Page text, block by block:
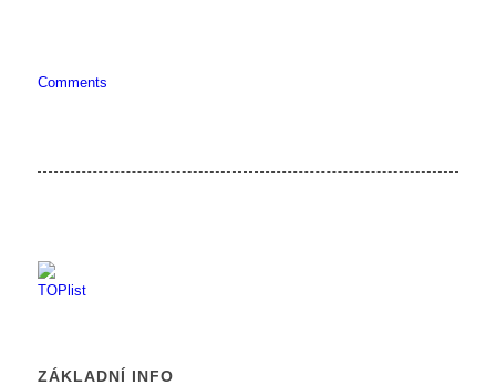
Comments
ZÁKLADNÍ INFO